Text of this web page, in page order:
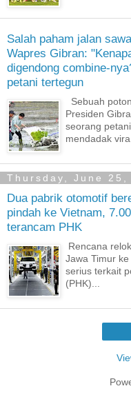
Salah paham jalan
Wapres Gibran:
digendong combine-
petani tertegun
Sebuah
Presiden
seorang
mendadak
Thursday, June 25,
Dua pabrik otomotif
pindah ke Vietnam,
terancam PHK
Rencana
Jawa Timur
serius terkait
(PHK)...